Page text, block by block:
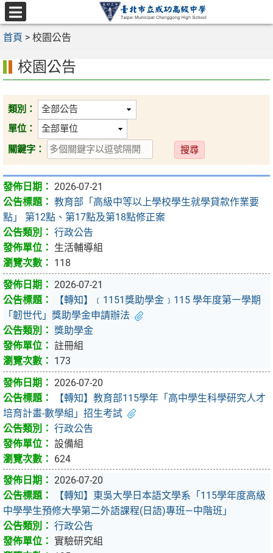
跳
至
主
容
區
選
單
首頁 > 校園公告
校園公告
類別：
單位：
關鍵字：
送
出
2026-07-21
教育部「高級中等以上學校學生就學貸款作業要
點」 第12點、第17點及第18點修正案
行政公告
生活輔導組
118
2026-07-21
【轉知】﹝1151獎助學金﹞115 學年度第㇐學期
「韌世代」獎助學金申請辦法
獎助學金
註冊組
173
2026-07-20
【轉知】教育部115學年「高中學生科學研究人才
培育計畫-數學組」招生考試
行政公告
設備組
624
2026-07-20
【轉知】東吳大學日本語文學系「115學年度高級
中學學生預修大學第二外語課程(日語)專班—中階班」
行政公告
實驗研究組